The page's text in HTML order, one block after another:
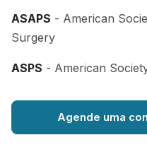
ASAPS - American
Surgery
ASPS - American
Agende uma